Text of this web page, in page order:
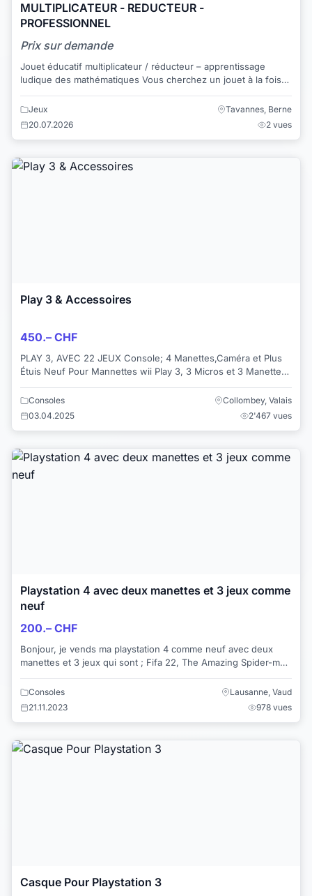
MULTIPLICATEUR - REDUCTEUR -
PROFESSIONNEL
Prix sur demande
Jouet éducatif multiplicateur / réducteur – apprentissage
ludique des mathématiques Vous cherchez un jouet à la fois
amusant, utile et éducatif...
Jeux
Tavannes, Berne
20.07.2026
2 vues
Play 3 & Accessoires
450.– CHF
PLAY 3, AVEC 22 JEUX Console; 4 Manettes,Caméra et Plus
Étuis Neuf Pour Mannettes wii Play 3, 3 Micros et 3 Manettes.
Consoles
Collombey, Valais
03.04.2025
2'467 vues
Playstation 4 avec deux manettes et 3 jeux comme
neuf
200.– CHF
Bonjour, je vends ma playstation 4 comme neuf avec deux
manettes et 3 jeux qui sont ; Fifa 22, The Amazing Spider-man
Consoles
Lausanne, Vaud
21.11.2023
978 vues
Casque Pour Playstation 3